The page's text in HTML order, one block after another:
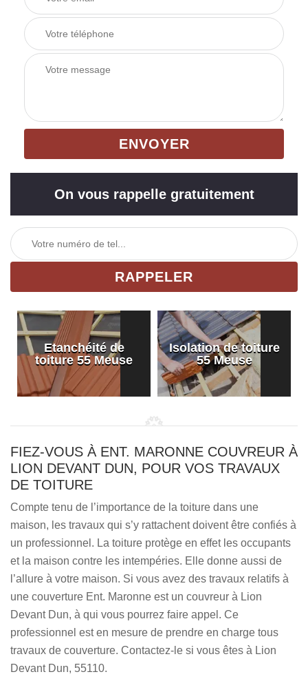
On vous rappelle gratuitement
Etanchéité de
toiture 55 Meuse
Isolation de toiture
55 Meuse
FIEZ-VOUS À ENT. MARONNE COUVREUR À
LION DEVANT DUN, POUR VOS TRAVAUX
DE TOITURE
Compte tenu de l’importance de la toiture dans une
maison, les travaux qui s’y rattachent doivent être confiés à
un professionnel. La toiture protège en effet les occupants
et la maison contre les intempéries. Elle donne aussi de
l’allure à votre maison. Si vous avez des travaux relatifs à
une couverture Ent. Maronne est un couvreur à Lion
Devant Dun, à qui vous pourrez faire appel. Ce
professionnel est en mesure de prendre en charge tous
travaux de couverture. Contactez-le si vous êtes à Lion
Devant Dun, 55110.